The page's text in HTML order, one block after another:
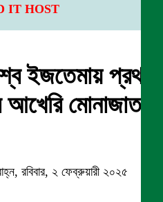
IT HOST
ইজতেমায় প্রথম
আখেরি মোনাজাত
রবিবার, ২ ফেব্রুয়ারী ২০২৫